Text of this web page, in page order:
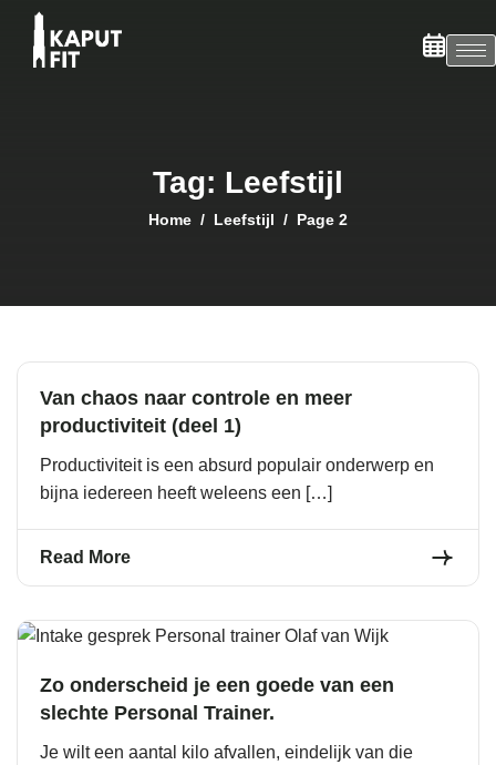
Tag: Leefstijl
Home Leefstijl Page 2
Van chaos naar controle en meer
productiviteit (deel 1)
Productiviteit is een absurd populair onderwerp en
bijna iedereen heeft weleens een […]
Read More
Zo onderscheid je een goede van een
slechte Personal Trainer.
Je wilt een aantal kilo afvallen, eindelijk van die